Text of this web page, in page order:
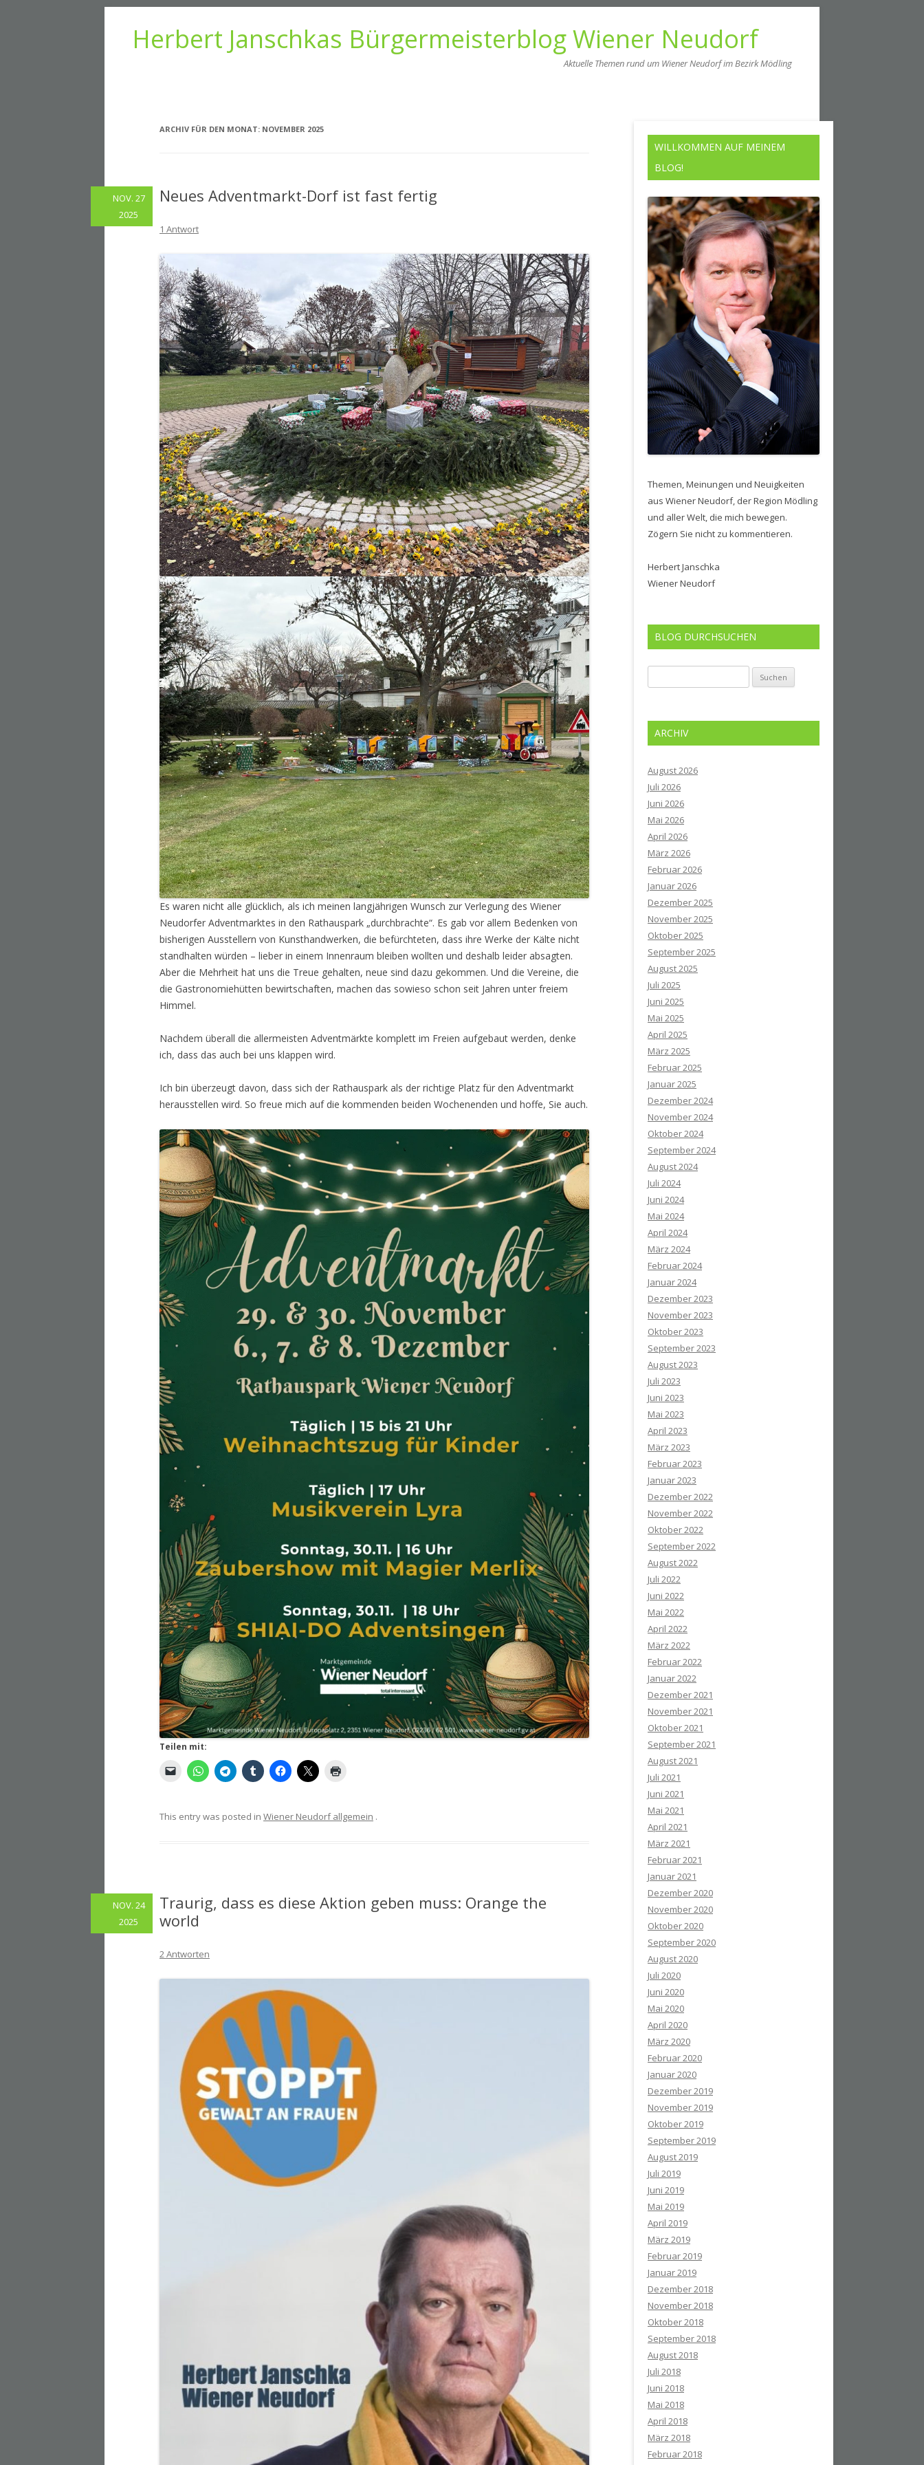
Herbert Janschkas Bürgermeisterblog Wiener Neudorf
Aktuelle Themen rund um Wiener Neudorf im Bezirk Mödling
ARCHIV FÜR DEN MONAT: NOVEMBER 2025
Neues Adventmarkt-Dorf ist fast fertig
1 Antwort
Es waren nicht alle glücklich, als ich meinen langjährigen Wunsch zur Verlegung des Wiener
Neudorfer Adventmarktes in den Rathauspark „durchbrachte“. Es gab vor allem Bedenken von
bisherigen Ausstellern von Kunsthandwerken, die befürchteten, dass ihre Werke der Kälte nicht
standhalten würden – lieber in einem Innenraum bleiben wollten und deshalb leider absagten.
Aber die Mehrheit hat uns die Treue gehalten, neue sind dazu gekommen. Und die Vereine, die
die Gastronomiehütten bewirtschaften, machen das sowieso schon seit Jahren unter freiem
Himmel.
Nachdem überall die allermeisten Adventmärkte komplett im Freien aufgebaut werden, denke
ich, dass das auch bei uns klappen wird.
Ich bin überzeugt davon, dass sich der Rathauspark als der richtige Platz für den Adventmarkt
herausstellen wird. So freue mich auf die kommenden beiden Wochenenden und hoffe, Sie auch.
Teilen mit:
This entry was posted in Wiener Neudorf allgemein .
NOV. 27
2025
Traurig, dass es diese Aktion geben muss: Orange the
world
2 Antworten
NOV. 24
2025
WILLKOMMEN AUF MEINEM
BLOG!
Themen, Meinungen und Neuigkeiten
aus Wiener Neudorf, der Region Mödling
und aller Welt, die mich bewegen.
Zögern Sie nicht zu kommentieren.
Herbert Janschka
Wiener Neudorf
BLOG DURCHSUCHEN
nach:
ARCHIV
August 2026
Juli 2026
Juni 2026
Mai 2026
April 2026
März 2026
Februar 2026
Januar 2026
Dezember 2025
November 2025
Oktober 2025
September 2025
August 2025
Juli 2025
Juni 2025
Mai 2025
April 2025
März 2025
Februar 2025
Januar 2025
Dezember 2024
November 2024
Oktober 2024
September 2024
August 2024
Juli 2024
Juni 2024
Mai 2024
April 2024
März 2024
Februar 2024
Januar 2024
Dezember 2023
November 2023
Oktober 2023
September 2023
August 2023
Juli 2023
Juni 2023
Mai 2023
April 2023
März 2023
Februar 2023
Januar 2023
Dezember 2022
November 2022
Oktober 2022
September 2022
August 2022
Juli 2022
Juni 2022
Mai 2022
April 2022
März 2022
Februar 2022
Januar 2022
Dezember 2021
November 2021
Oktober 2021
September 2021
August 2021
Juli 2021
Juni 2021
Mai 2021
April 2021
März 2021
Februar 2021
Januar 2021
Dezember 2020
November 2020
Oktober 2020
September 2020
August 2020
Juli 2020
Juni 2020
Mai 2020
April 2020
März 2020
Februar 2020
Januar 2020
Dezember 2019
November 2019
Oktober 2019
September 2019
August 2019
Juli 2019
Juni 2019
Mai 2019
April 2019
März 2019
Februar 2019
Januar 2019
Dezember 2018
November 2018
Oktober 2018
September 2018
August 2018
Juli 2018
Juni 2018
Mai 2018
April 2018
März 2018
Februar 2018